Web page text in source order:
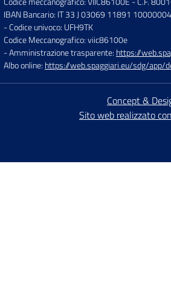
IBAN Bancario: IT 33 J 03069 11891
- Codice univoco: UFH9TK
Codice Meccanografico: viic86100e
- Amministrazione trasparente: https://
Albo online: https://web.spaggiari.eu/sdg/app/
Concept &
Sito web realizzato